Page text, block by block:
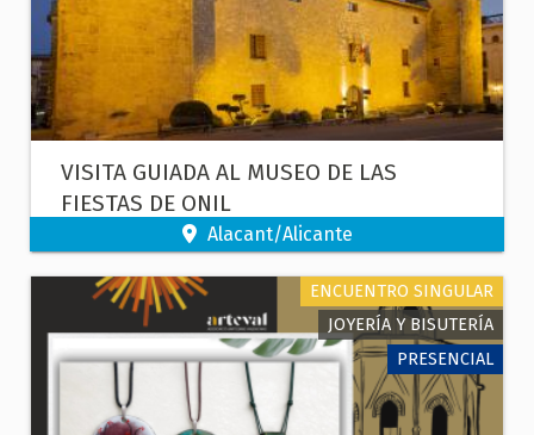
VISITA GUIADA AL MUSEO DE LAS
FIESTAS DE ONIL
Alacant/Alicante
ENCUENTRO SINGULAR
JOYERÍA Y BISUTERÍA
PRESENCIAL